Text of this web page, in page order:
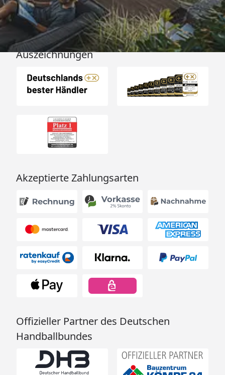
Auszeichnungen
Akzeptierte Zahlungsarten
Offizieller Partner des Deutschen
Handballbundes